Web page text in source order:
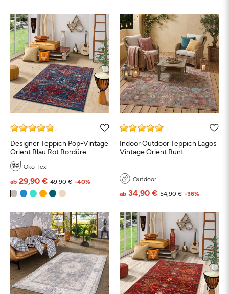
Designer Teppich Pop-Vintage
Orient Blau Rot Bordüre
Öko-Tex
49,90 €
ab 29,90 € -40%
Indoor Outdoor Teppich Lagos
Vintage Orient Bunt
Outdoor
54,90 €
ab 34,90 € -36%